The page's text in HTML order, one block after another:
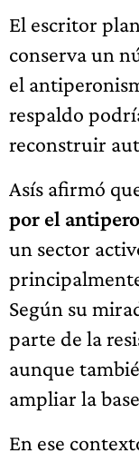
El escritor
conserva un
el
respaldo
reconstruir
Asís afirmó
por el
un sector
Según su
parte de la
aunque
ampliar la
En ese